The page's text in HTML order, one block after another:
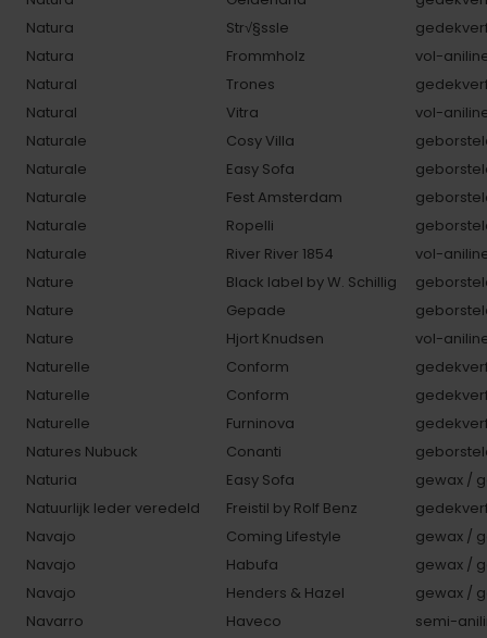
Natura
Str√§ssle
Natura
Frommholz
vol-
Natural
Trones
Natural
Vitra
vol-
Naturale
Cosy Villa
Naturale
Easy Sofa
Naturale
Fest Amsterdam
Naturale
Ropelli
Naturale
River River 1854
vol-
Nature
Black label by W. Schillig
Nature
Gepade
Nature
Hjort Knudsen
vol-
Naturelle
Conform
Naturelle
Conform
Naturelle
Furninova
Natures Nubuck
Conanti
Naturia
Easy Sofa
gewax /
Natuurlijk leder veredeld
Freistil by Rolf Benz
Navajo
Coming Lifestyle
gewax /
Navajo
Habufa
gewax /
Navajo
Henders & Hazel
gewax /
Navarro
Haveco
semi-